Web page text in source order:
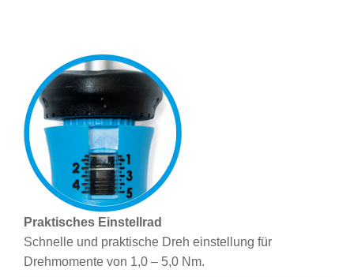
Praktisches Einstellrad
Schnelle und praktische Dreh­ einstellung für
Drehmomente von 1,0 – 5,0 Nm.